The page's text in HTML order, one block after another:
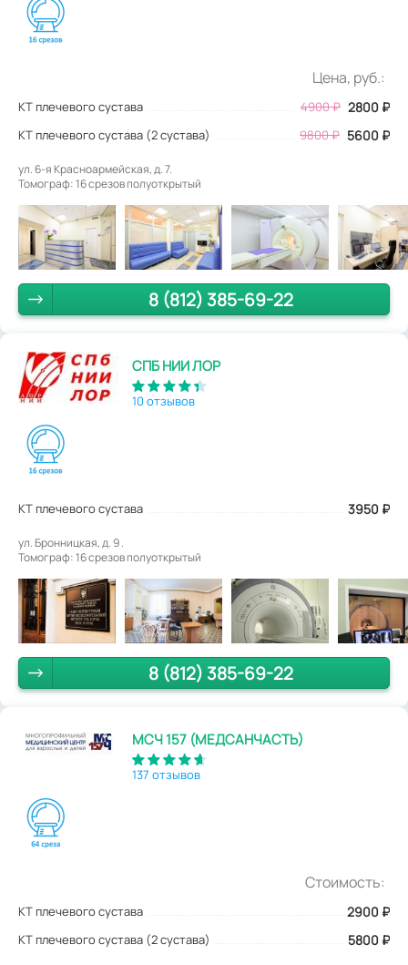
Цена, руб.:
КТ плечевого сустава 4900₽ 2800 ₽
КТ плечевого сустава (2 сустава) 9800 ₽ 5600 ₽
ул. 6-я Красноармейская, д. 7.
Томограф: 16 срезов полуоткрытый
8 (812) 385-69-22
СПБ НИИ ЛОР
10 отзывов
КТ плечевого сустава 3950 ₽
ул. Бронницкая, д. 9 .
Томограф: 16 срезов полуоткрытый
8 (812) 385-69-22
МСЧ 157 (МЕДСАНЧАСТЬ)
137 отзывов
Стоимость:
КТ плечевого сустава 2900 ₽
КТ плечевого сустава (2 сустава) 5800 ₽